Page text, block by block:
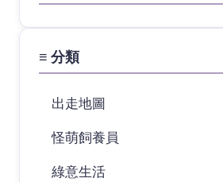
≡ 分類
出走地圖
怪萌飼養員
綠意生活